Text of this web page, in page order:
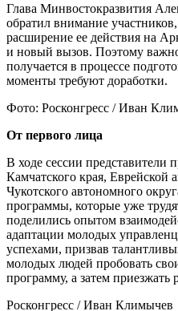
Глава Минвостокразвития
обратил внимание
расширение ее действия на
и новый вызов. Поэтому
получается в процессе
моменты требуют доработки.
Фото: Росконгресс / Иван
От первого лица
В ходе сессии представители
Камчатского края, Еврейской
Чукотского автономного
программы, которые уже
поделились опытом
адаптации молодых
успехами, призвав
молодых людей пробовать
программу, а затем приезжать
Росконгресс / Иван Климычев